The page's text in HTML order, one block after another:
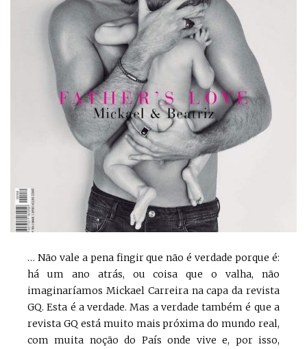
… Não vale a pena fingir que não é verdade porque é:
há um ano atrás, ou coisa que o valha, não
imaginaríamos Mickael Carreira na capa da revista
GQ. Esta é a verdade. Mas a verdade também é que a
revista GQ está muito mais próxima do mundo real,
com muita noção do País onde vive e, por isso,